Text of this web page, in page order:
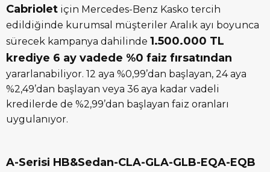
Cabriolet için Mercedes-Benz Kasko tercih
edildiğinde kurumsal müşteriler Aralık ayı boyunca
sürecek kampanya dahilinde 1.500.000 TL
krediye 6 ay vadede %0 faiz fırsatından
yararlanabiliyor. 12 aya %0,99’dan başlayan, 24 aya
%2,49’dan başlayan veya 36 aya kadar vadeli
kredilerde de %2,99’dan başlayan faiz oranları
uygulanıyor.
A-Serisi HB&Sedan-CLA-GLA-GLB-EQA-EQB